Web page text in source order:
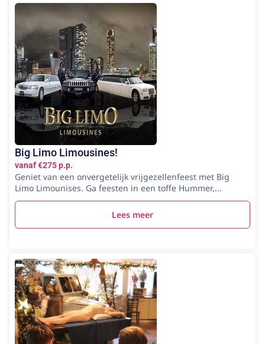
Big Limo Limousines!
vanaf €275 p.p.
Geniet van een onvergetelijk vrijgezellenfeest met Big
Limo Limounises. Ga feesten in een toffe Hummer,...
Lees meer